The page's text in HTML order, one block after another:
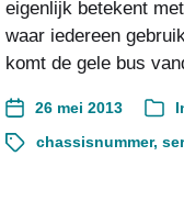
eigenlijk betekent
waar iedereen
komt de gele bus
26 mei 2013
chassisnummer,